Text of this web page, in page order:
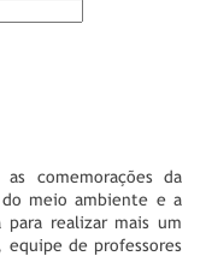
comemorações da
meio ambiente e a
para realizar mais um
de professores